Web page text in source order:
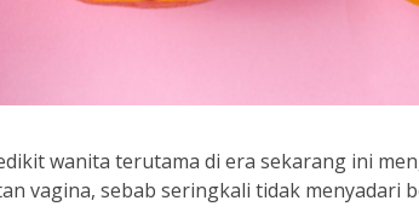
wanita terutama di era sekarang ini
vagina, sebab seringkali tidak menyadari